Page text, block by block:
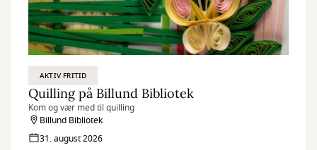
AKTIV FRITID
Quilling på Billund Bibliotek
Kom og vær med til quilling
Billund Bibliotek
31. august 2026